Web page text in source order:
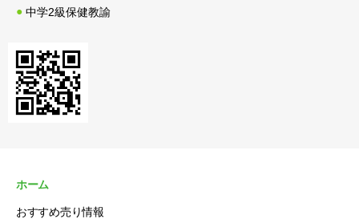
中学2級保健教諭
ホーム
おすすめ売り情報